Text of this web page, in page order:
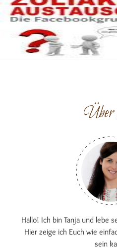
Über
Hallo! Ich bin Tanja und lebe
Hier zeige ich Euch wie
sein